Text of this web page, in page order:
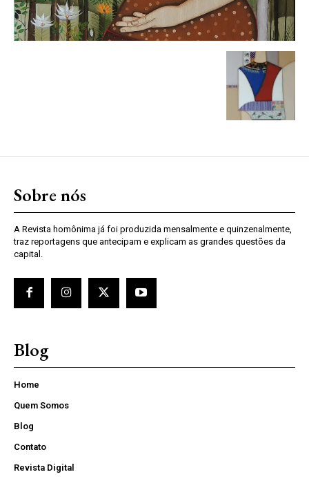
Sobre nós
A Revista homônima já foi produzida mensalmente e quinzenalmente,
traz reportagens que antecipam e explicam as grandes questões da
capital.
Blog
Home
Quem Somos
Blog
Contato
Revista Digital